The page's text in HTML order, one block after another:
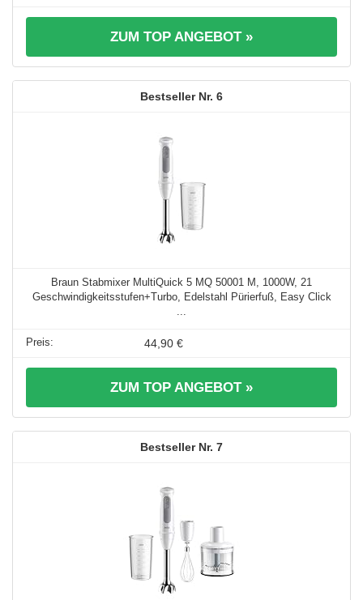
ZUM TOP ANGEBOT »
6
Braun Stabmixer MultiQuick 5 MQ 50001 M, 1000W, 21
Geschwindigkeitsstufen+Turbo, Edelstahl Pürierfuß, Easy Click
44,90 €
ZUM TOP ANGEBOT »
7